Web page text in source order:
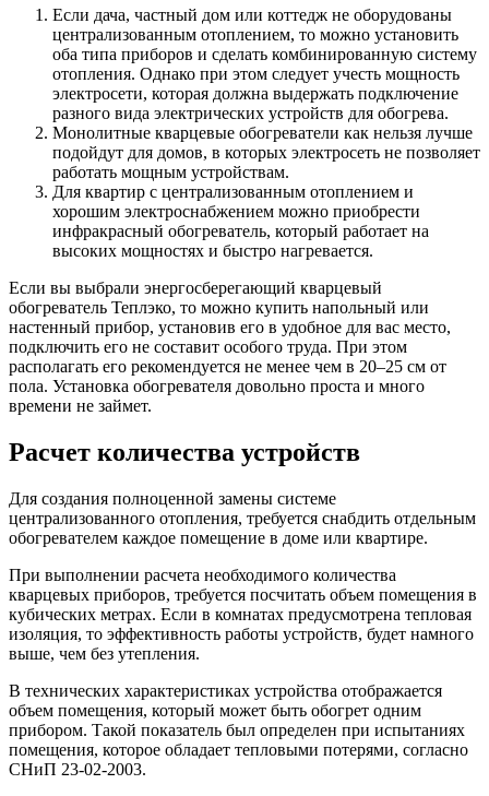
Если дача, частный дом или коттедж не оборудованы
централизованным отоплением, то можно установить
оба типа приборов и сделать комбинированную систему
отопления. Однако при этом следует учесть мощность
электросети, которая должна выдержать подключение
разного вида электрических устройств для обогрева.
Монолитные кварцевые обогреватели как нельзя лучше
подойдут для домов, в которых электросеть не позволяет
работать мощным устройствам.
Для квартир с централизованным отоплением и
хорошим электроснабжением можно приобрести
инфракрасный обогреватель, который работает на
высоких мощностях и быстро нагревается.
Если вы выбрали энергосберегающий кварцевый
обогреватель Теплэко, то можно купить напольный или
настенный прибор, установив его в удобное для вас место,
подключить его не составит особого труда. При этом
располагать его рекомендуется не менее чем в 20–25 см от
пола. Установка обогревателя довольно проста и много
времени не займет.
Расчет количества устройств
Для создания полноценной замены системе
централизованного отопления, требуется снабдить отдельным
обогревателем каждое помещение в доме или квартире.
При выполнении расчета необходимого количества
кварцевых приборов, требуется посчитать объем помещения в
кубических метрах. Если в комнатах предусмотрена тепловая
изоляция, то эффективность работы устройств, будет намного
выше, чем без утепления.
В технических характеристиках устройства отображается
объем помещения, который может быть обогрет одним
прибором. Такой показатель был определен при испытаниях
помещения, которое обладает тепловыми потерями, согласно
СНиП 23-02-2003.